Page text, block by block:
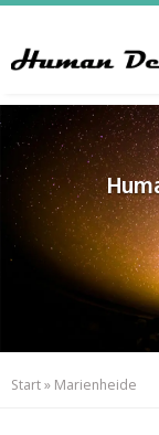
content
Start» Marienheide